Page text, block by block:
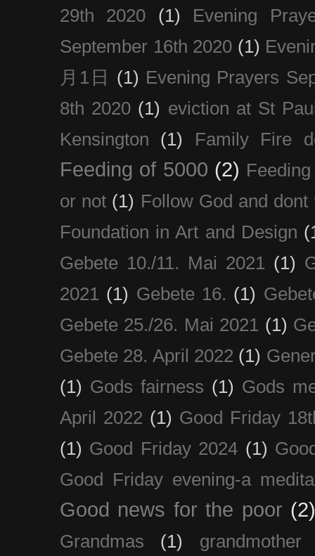
29th 2020
(1)
Evening
September 16th 2020 (1)
月1日
(1) Evening Prayers
8th 2020 (1) eviction at St
Kensington
(1) Family Fire
Feeding of 5000 (2)
or not (1) Follow God and dont
Foundation in Art and Design
Gebete 10./11. Mai 2021 (1)
2021 (1) Gebete 16. (1)
Gebete 25./26. Mai 2021 (1)
Gebete 28. April 2022 (1)
(1) Gods fairness (1) Gods
April 2022 (1) Good Friday
(1) Good Friday 2024 (1)
Good Friday evening-a
Good news for the poor
Grandmas (1) grandmother